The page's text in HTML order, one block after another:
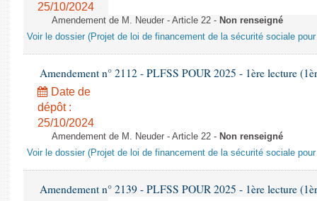
25/10/2024
Amendement de M. Neuder - Article 22 - Non renseigné
Voir le dossier (Projet de loi de financement de la sécurité sociale pour
Amendement n° 2112 - PLFSS POUR 2025 - 1ère lecture
Date de
dépôt :
25/10/2024
Amendement de M. Neuder - Article 22 - Non renseigné
Voir le dossier (Projet de loi de financement de la sécurité sociale pour
Amendement n° 2139 - PLFSS POUR 2025 - 1ère lecture